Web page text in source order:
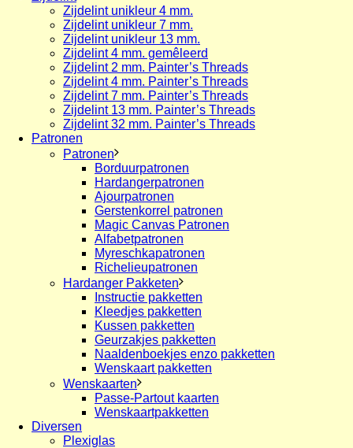
Zijdelint unikleur 4 mm.
Zijdelint unikleur 7 mm.
Zijdelint unikleur 13 mm.
Zijdelint 4 mm. gemêleerd
Zijdelint 2 mm. Painter’s Threads
Zijdelint 4 mm. Painter’s Threads
Zijdelint 7 mm. Painter’s Threads
Zijdelint 13 mm. Painter’s Threads
Zijdelint 32 mm. Painter’s Threads
Patronen
Patronen
Borduurpatronen
Hardangerpatronen
Ajourpatronen
Gerstenkorrel patronen
Magic Canvas Patronen
Alfabetpatronen
Myreschkapatronen
Richelieupatronen
Hardanger Pakketen
Instructie pakketten
Kleedjes pakketten
Kussen pakketten
Geurzakjes pakketten
Naaldenboekjes enzo pakketten
Wenskaart pakketten
Wenskaarten
Passe-Partout kaarten
Wenskaartpakketten
Diversen
Plexiglas